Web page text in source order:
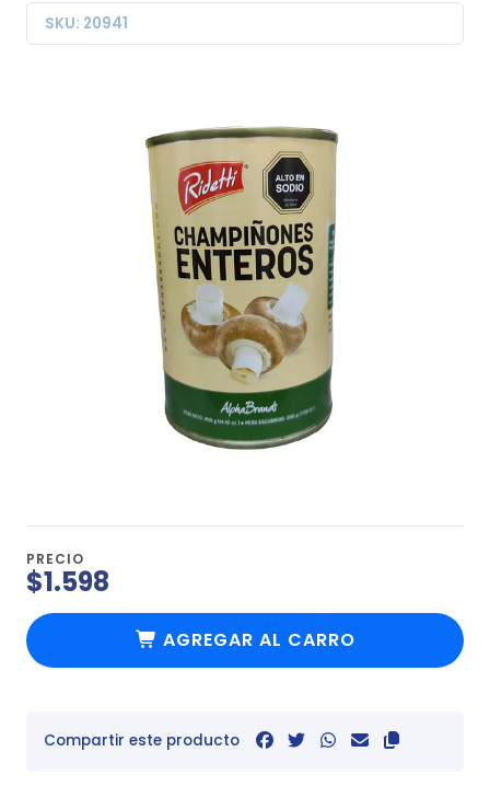
SKU: 20941
PRECIO
$1.598
AGREGAR AL CARRO
Compartir este producto